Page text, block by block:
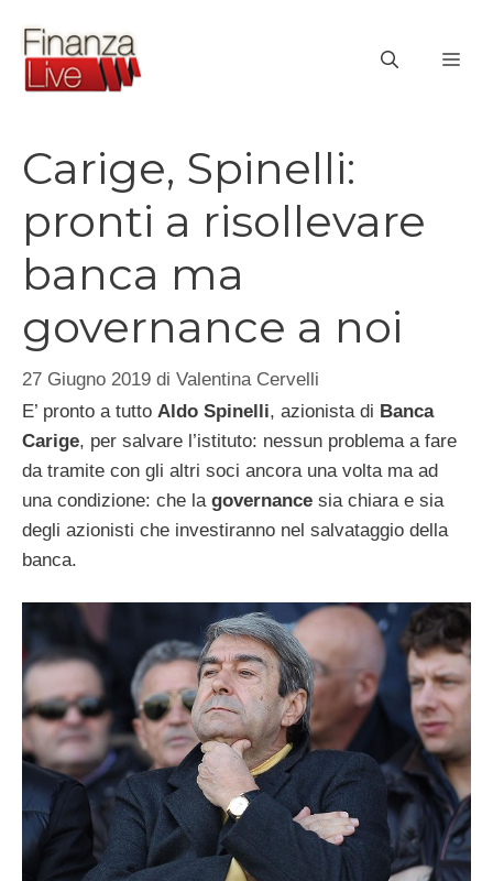
contenuto
Carige, Spinelli:
pronti a risollevare
banca ma
governance a noi
27 Giugno 2019 di Valentina Cervelli
E’ pronto a tutto Aldo Spinelli, azionista di Banca
Carige, per salvare l’istituto: nessun problema a fare
da tramite con gli altri soci ancora una volta ma ad
una condizione: che la governance sia chiara e sia
degli azionisti che investiranno nel salvataggio della
banca.